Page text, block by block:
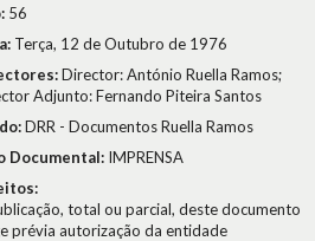
56
Terça, 12 de Outubro de 1976
Director: António Ruella Ramos;
Adjunto: Fernando Piteira Santos
DRR - Documentos Ruella Ramos
Documental: IMPRENSA
total ou parcial, deste documento
prévia autorização da entidade